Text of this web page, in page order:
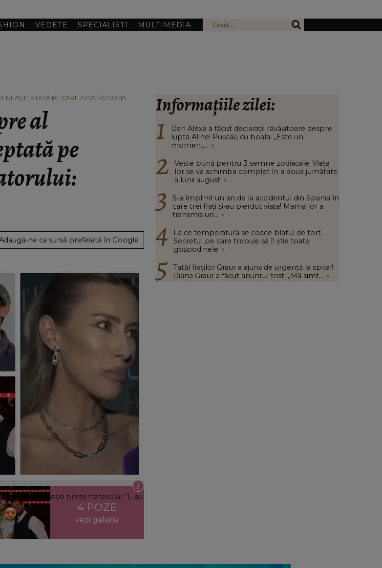
VEDETE SPECIALISTI MULTIMEDIA
NEAȘTEPTATĂ PE CARE A DAT-O SOȚIA
al
pe
ne ca sursă preferată în Google
a dat-o soția prezentatorului: “L-aș
4 POZE
vezi galeria
Informațiile zilei:
Dan Alexa a făcut declarații răvășitoare despre
lupta Alinei Pușcău cu boala: „Este un
moment... »
Veste bună pentru 3 semne zodiacale. Viața
lor se va schimba complet în a doua jumătate
a lunii august »
S-a împlinit un an de la accidentul din Spania în
care trei frați și-au pierdut viața! Mama lor a
transmis un... »
La ce temperatură se coace blatul de tort.
Secretul pe care trebuie să îl știe toate
gospodinele »
Tatăl fraților Graur a ajuns de urgență la spital!
Diana Graur a făcut anunțul trist: „Mă simt... »